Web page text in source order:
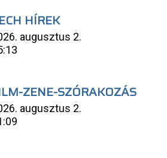
HÍREK
augusztus 2.
ZENE-SZÓRAKOZÁS
augusztus 2.